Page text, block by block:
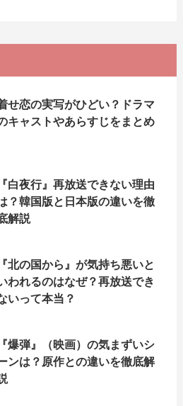
せ恋の実写がひどい？ドラマ
キャストやあらすじをまとめ
『白夜行』再放送できない理由
？韓国版と日本版の違いを徹
解説
『北の国から』が気持ち悪いと
われるのはなぜ？再放送でき
いって本当？
『爆弾』（映画）の気まずいシ
ンは？原作との違いを徹底解